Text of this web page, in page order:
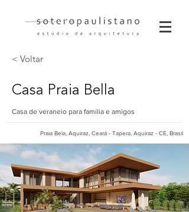
< Voltar
Casa Praia Bella
Casa de veraneio para família e amigos
Praia Bela, Aquiraz, Ceará - Tapera, Aquiraz - CE, Brasil